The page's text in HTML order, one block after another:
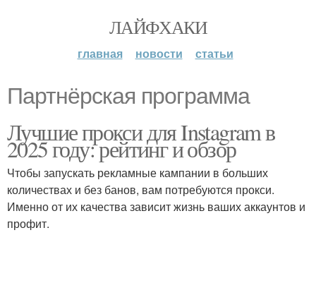
ЛАЙФХАКИ
главная новости статьи
Партнёрская программа
Лучшие прокси для Instagram в
2025 году: рейтинг и обзор
Чтобы запускать рекламные кампании в больших
количествах и без банов, вам потребуются прокси.
Именно от их качества зависит жизнь ваших аккаунтов и
профит.